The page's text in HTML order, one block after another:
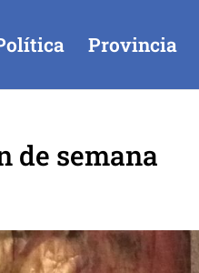
Provincia
de semana